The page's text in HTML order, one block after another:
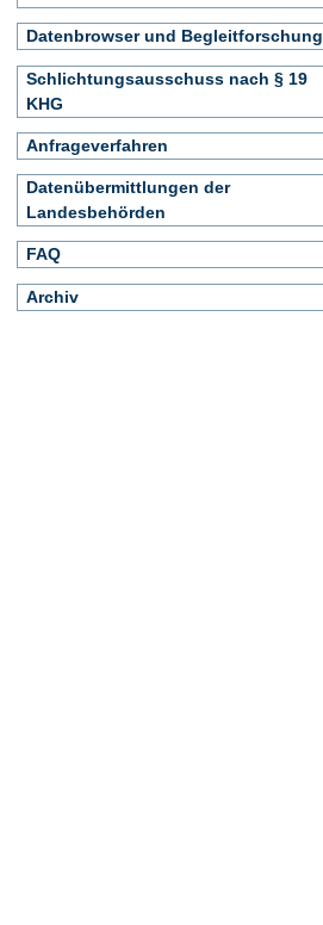
Datenbrowser und Begleitforschung
Schlichtungsausschuss nach § 19
KHG
Anfrageverfahren
Datenübermittlungen der
Landesbehörden
FAQ
Archiv